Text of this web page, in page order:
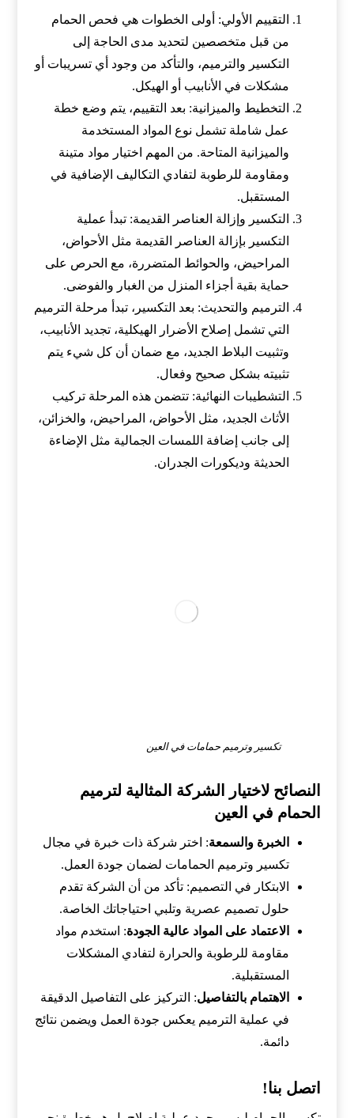
التقييم الأولي: أولى الخطوات هي فحص الحمام
من قبل متخصصين لتحديد مدى الحاجة إلى
التكسير والترميم، والتأكد من وجود أي تسريبات أو
مشكلات في الأنابيب أو الهيكل.
التخطيط والميزانية: بعد التقييم، يتم وضع خطة
عمل شاملة تشمل نوع المواد المستخدمة
والميزانية المتاحة. من المهم اختيار مواد متينة
ومقاومة للرطوبة لتفادي التكاليف الإضافية في
المستقبل.
التكسير وإزالة العناصر القديمة: تبدأ عملية
التكسير بإزالة العناصر القديمة مثل الأحواض،
المراحيض، والحوائط المتضررة، مع الحرص على
حماية بقية أجزاء المنزل من الغبار والفوضى.
الترميم والتحديث: بعد التكسير، تبدأ مرحلة الترميم
التي تشمل إصلاح الأضرار الهيكلية، تجديد الأنابيب،
وتثبيت البلاط الجديد، مع ضمان أن كل شيء يتم
تثبيته بشكل صحيح وفعال.
التشطيبات النهائية: تتضمن هذه المرحلة تركيب
الأثاث الجديد، مثل الأحواض، المراحيض، والخزائن،
إلى جانب إضافة اللمسات الجمالية مثل الإضاءة
الحديثة وديكورات الجدران.
تكسير وترميم حمامات في العين
النصائح لاختيار الشركة المثالية لترميم
الحمام في العين
الخبرة والسمعة: اختر شركة ذات خبرة في مجال
تكسير وترميم الحمامات لضمان جودة العمل.
الابتكار في التصميم: تأكد من أن الشركة تقدم
حلول تصميم عصرية وتلبي احتياجاتك الخاصة.
الاعتماد على المواد عالية الجودة: استخدم مواد
مقاومة للرطوبة والحرارة لتفادي المشكلات
المستقبلية.
الاهتمام بالتفاصيل: التركيز على التفاصيل الدقيقة
في عملية الترميم يعكس جودة العمل ويضمن نتائج
دائمة.
اتصل بنا!